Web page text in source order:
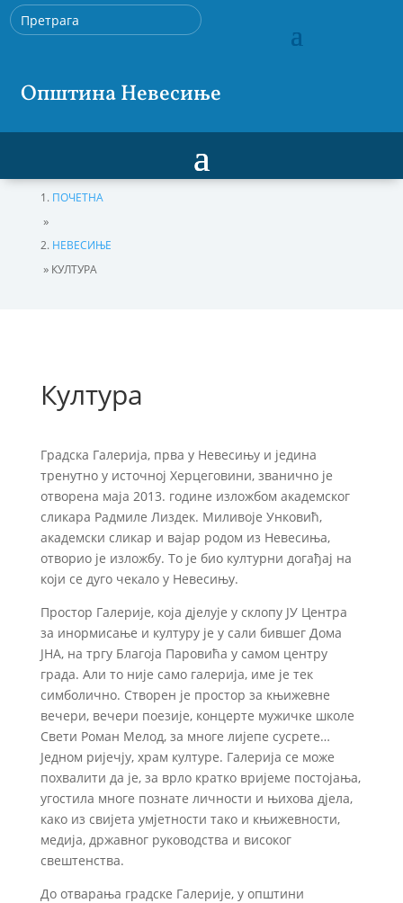
Општина Невесиње
ПОЧЕТНА
»
НЕВЕСИЊЕ
» КУЛТУРА
Култура
Градска Галерија, прва у Невесињу и једина
тренутно у источној Херцеговини, званично је
отворена маја 2013. године изложбом академског
сликара Радмиле Лиздек. Миливоје Унковић,
академски сликар и вајар родом из Невесиња,
отворио је изложбу. То је био културни догађај на
који се дуго чекало у Невесињу.
Простор Галерије, која дјелује у склопу ЈУ Центра
за инормисање и културу је у сали бившег Дома
ЈНА, на тргу Благоја Паровића у самом центру
града. Али то није само галерија, име је тек
симболично. Створен је простор за књижевне
вечери, вечери поезије, концерте мужичке школе
Свети Роман Мелод, за многе лијепе сусрете…
Једном ријечју, храм културе. Галерија се може
похвалити да је, за врло кратко вријеме постојања,
угостила многе познате личности и њихова дјела,
како из свијета умјетности тако и књижевности,
медија, државног руководства и високог
свештенства.
До отварања градске Галерије, у општини